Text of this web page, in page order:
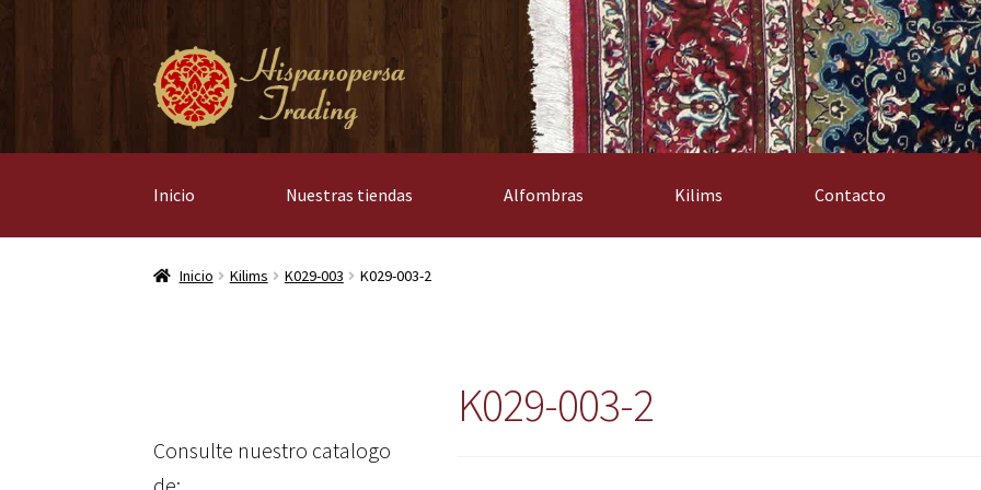
Ir
a
la
Ir
al
contenido
Inicio Nuestras tiendas Alfombras Kilims Contacto
Inicio Kilims K029-003 K029-003-2
K029-003-2
Consulte nuestro catalogo